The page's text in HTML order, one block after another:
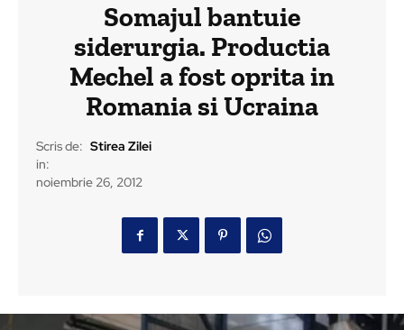
Somajul bantuie
siderurgia. Productia
Mechel a fost oprita in
Romania si Ucraina
Scris de: Stirea Zilei
in:
noiembrie 26, 2012